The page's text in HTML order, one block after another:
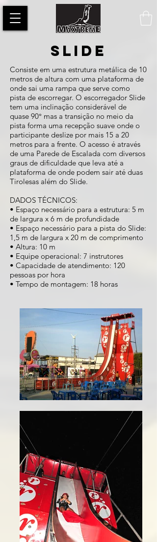
SLIDE
Consiste em uma estrutura metálica de 10
metros de altura com uma plataforma de
onde sai uma rampa que serve como
pista de escorregar. O escorregador Slide
tem uma inclinação considerável de
quase 90° mas a transição no meio da
pista forma uma recepção suave onde o
participante deslize por mais 15 a 20
metros para a frente. O acesso é através
de uma Parede de Escalada com diversos
graus de dificuldade que leva até a
plataforma de onde podem sair até duas
Tirolesas além do Slide.
DADOS TÉCNICOS:
• Espaço necessário para a estrutura: 5 m
de largura x 6 m de profundidade
• Espaço necessário para a pista do Slide:
1,5 m de largura x 20 m de comprimento
• Altura: 10 m
• Equipe operacional: 7 instrutores
• Capacidade de atendimento: 120
pessoas por hora
• Tempo de montagem: 18 horas